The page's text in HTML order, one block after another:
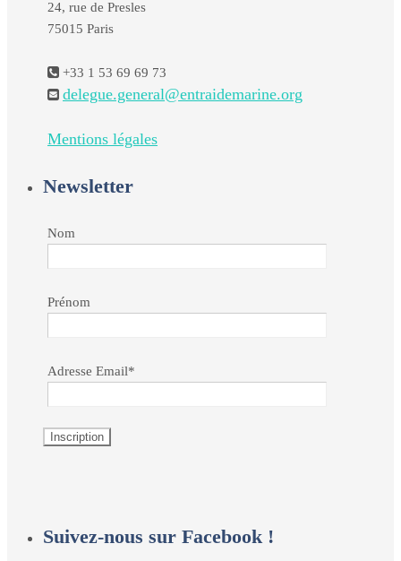
24, rue de Presles
75015 Paris
+33 1 53 69 69 73
delegue.general@entraidemarine.org
Mentions légales
Newsletter
Nom
Prénom
Adresse Email*
Suivez-nous sur Facebook !